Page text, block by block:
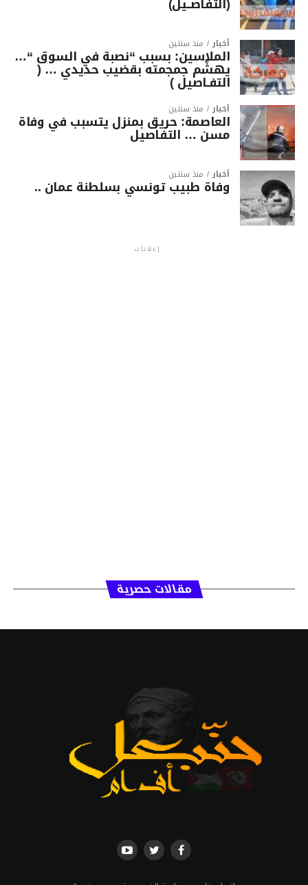
أخبار منذ سنتين
الملاسين: بسبب “نصبة في السوق “…
يهشّم جمجمته بقضيب حديدي … (
التفـاصيل )
أخبار منذ سنتين
العاصمة: حريق بمنزل يتسبب في وفاة
مسن … التفاصيل
أخبار منذ سنتين
وفاة طبيب تونسي بسلطنة عمان ..
إعلانات
مقالات حصرية